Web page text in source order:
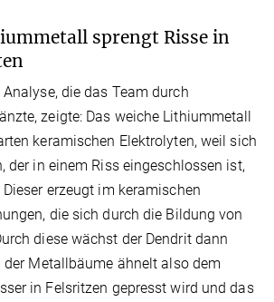
sprengt Risse in
die das Team durch
zeigte: Das weiche Lithiummetall
keramischen Elektrolyten, weil sich
der in einem Riss eingeschlossen ist,
erzeugt im keramischen
die sich durch die Bildung von
diese wächst der Dendrit dann
der Metallbäume ähnelt also dem
in Felsritzen gepresst wird und das